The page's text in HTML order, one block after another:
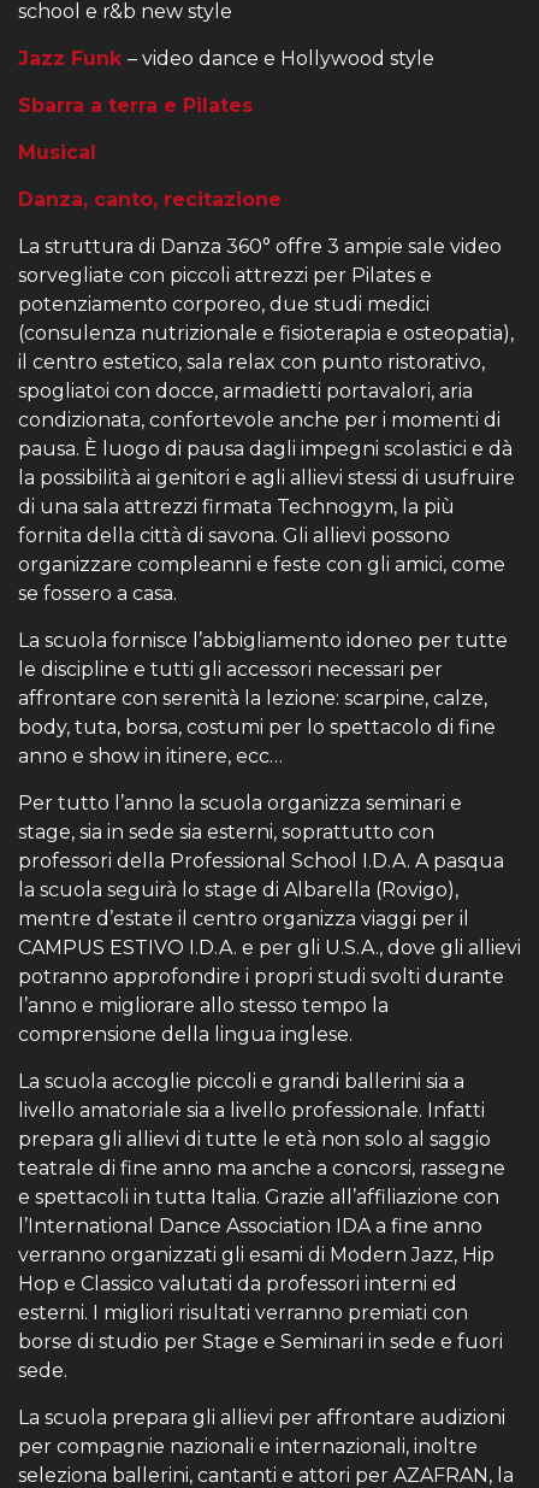
school e r&b new style
Jazz Funk – video dance e Hollywood style
Sbarra a terra e Pilates
Musical
Danza, canto, recitazione
La struttura di Danza 360° offre 3 ampie sale video
sorvegliate con piccoli attrezzi per Pilates e
potenziamento corporeo, due studi medici
(consulenza nutrizionale e fisioterapia e osteopatia),
il centro estetico, sala relax con punto ristorativo,
spogliatoi con docce, armadietti portavalori, aria
condizionata, confortevole anche per i momenti di
pausa. È luogo di pausa dagli impegni scolastici e dà
la possibilità ai genitori e agli allievi stessi di usufruire
di una sala attrezzi firmata Technogym, la più
fornita della città di savona. Gli allievi possono
organizzare compleanni e feste con gli amici, come
se fossero a casa.
La scuola fornisce l’abbigliamento idoneo per tutte
le discipline e tutti gli accessori necessari per
affrontare con serenità la lezione: scarpine, calze,
body, tuta, borsa, costumi per lo spettacolo di fine
anno e show in itinere, ecc…
Per tutto l’anno la scuola organizza seminari e
stage, sia in sede sia esterni, soprattutto con
professori della Professional School I.D.A. A pasqua
la scuola seguirà lo stage di Albarella (Rovigo),
mentre d’estate il centro organizza viaggi per il
CAMPUS ESTIVO I.D.A. e per gli U.S.A., dove gli allievi
potranno approfondire i propri studi svolti durante
l’anno e migliorare allo stesso tempo la
comprensione della lingua inglese.
La scuola accoglie piccoli e grandi ballerini sia a
livello amatoriale sia a livello professionale. Infatti
prepara gli allievi di tutte le età non solo al saggio
teatrale di fine anno ma anche a concorsi, rassegne
e spettacoli in tutta Italia. Grazie all’affiliazione con
l’International Dance Association IDA a fine anno
verranno organizzati gli esami di Modern Jazz, Hip
Hop e Classico valutati da professori interni ed
esterni. I migliori risultati verranno premiati con
borse di studio per Stage e Seminari in sede e fuori
sede.
La scuola prepara gli allievi per affrontare audizioni
per compagnie nazionali e internazionali, inoltre
seleziona ballerini, cantanti e attori per AZAFRAN, la